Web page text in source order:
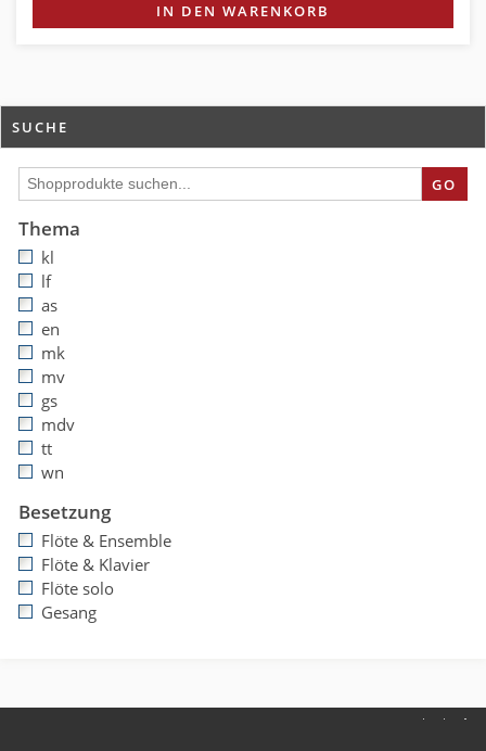
IN DEN WARENKORB
SUCHE
GO
Thema
kl
lf
as
en
mk
mv
gs
mdv
tt
wn
Besetzung
Flöte & Ensemble
Flöte & Klavier
Flöte solo
Gesang